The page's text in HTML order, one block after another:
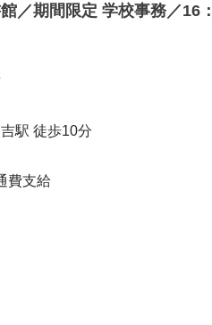
／期間限定 学校事務／16
駅 徒歩10分
費支給